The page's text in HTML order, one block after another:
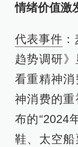
情绪价值激
代表事件
趋势调研
看重精神
神消费的
布的“2024
鞋、太空船